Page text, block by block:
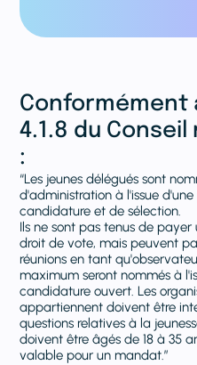
Conformément
4.1.8 du
:
“Les jeunes délégués sont
d'administration à l'issue
candidature et de sélection.
Ils ne sont pas tenus de
droit de vote, mais peuvent
réunions en tant
maximum seront nommés à
candidature ouvert. Les
appartiennent doivent être
questions relatives à la
doivent être âgés de 18 à 35
valable pour un mandat.”